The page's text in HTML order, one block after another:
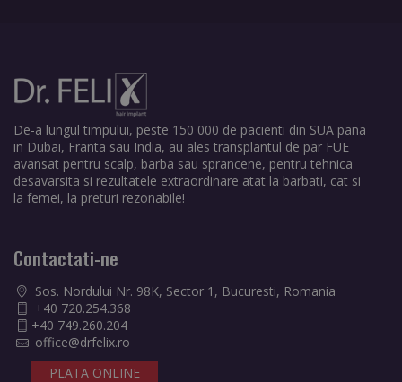
De-a lungul timpului, peste 150 000 de pacienti din SUA pana
in Dubai, Franta sau India, au ales transplantul de par FUE
avansat pentru scalp, barba sau sprancene, pentru tehnica
desavarsita si rezultatele extraordinare atat la barbati, cat si
la femei, la preturi rezonabile!
Contactati-ne
Sos. Nordului Nr. 98K, Sector 1, Bucuresti, Romania
+40 720.254.368
+40 749.260.204
office@drfelix.ro
PLATA ONLINE